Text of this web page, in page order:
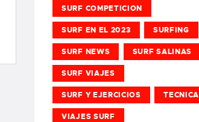
SURF COMPETICION
SURF EN EL 2023 SURFING
SURF NEWS SURF SALINAS
SURF VIAJES
SURF Y EJERCICIOS TECNICA
VIAJES SURF